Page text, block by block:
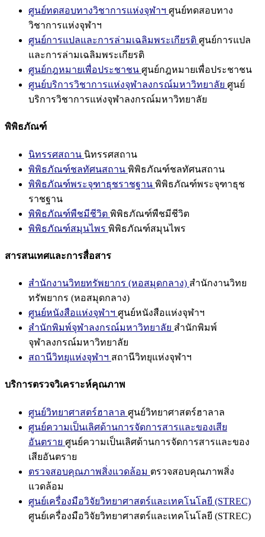
ศูนย์ทดสอบทางวิชาการแห่งจุฬาฯ ศูนย์ทดสอบทาง
วิชาการแห่งจุฬาฯ
ศูนย์การแปลและการล่ามเฉลิมพระเกียรติ ศูนย์การแปล
และการล่ามเฉลิมพระเกียรติ
ศูนย์กฎหมายเพื่อประชาชน ศูนย์กฎหมายเพื่อประชาชน
ศูนย์บริการวิชาการแห่งจุฬาลงกรณ์มหาวิทยาลัย ศูนย์
บริการวิชาการแห่งจุฬาลงกรณ์มหาวิทยาลัย
พิพิธภัณฑ์
นิทรรศสถาน นิทรรศสถาน
พิพิธภัณฑ์ชลทัศนสถาน พิพิธภัณฑ์ชลทัศนสถาน
พิพิธภัณฑ์พระจุฑาธุชราชฐาน พิพิธภัณฑ์พระจุฑาธุช
ราชฐาน
พิพิธภัณฑ์พืชมีชีวิต พิพิธภัณฑ์พืชมีชีวิต
พิพิธภัณฑ์สมุนไพร พิพิธภัณฑ์สมุนไพร
สารสนเทศและการสื่อสาร
สำนักงานวิทยทรัพยากร (หอสมุดกลาง) สำนักงานวิทย
ทรัพยากร (หอสมุดกลาง)
ศูนย์หนังสือแห่งจุฬาฯ ศูนย์หนังสือแห่งจุฬาฯ
สำนักพิมพ์จุฬาลงกรณ์มหาวิทยาลัย สำนักพิมพ์
จุฬาลงกรณ์มหาวิทยาลัย
สถานีวิทยุแห่งจุฬาฯ สถานีวิทยุแห่งจุฬาฯ
บริการตรวจวิเคราะห์คุณภาพ
ศูนย์วิทยาศาสตร์ฮาลาล ศูนย์วิทยาศาสตร์ฮาลาล
ศูนย์ความเป็นเลิศด้านการจัดการสารและของเสีย
อันตราย ศูนย์ความเป็นเลิศด้านการจัดการสารและของ
เสียอันตราย
ตรวจสอบคุณภาพสิ่งแวดล้อม ตรวจสอบคุณภาพสิ่ง
แวดล้อม
ศูนย์เครื่องมือวิจัยวิทยาศาสตร์และเทคโนโลยี (STREC)
ศูนย์เครื่องมือวิจัยวิทยาศาสตร์และเทคโนโลยี (STREC)